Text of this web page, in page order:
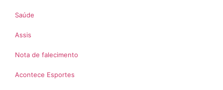
Saúde
Assis
Nota de falecimento
Acontece Esportes